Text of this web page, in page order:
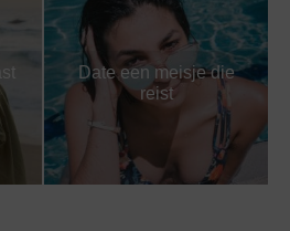
Date een meisje die
reist